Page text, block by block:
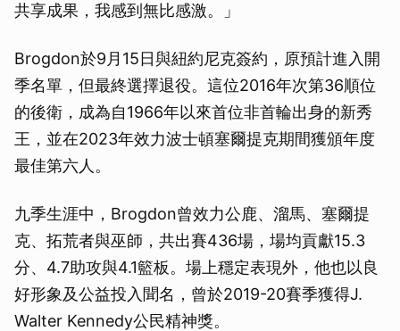
共享成果，我感到無比感激。」
Brogdon於9月15日與紐約尼克簽約，原預計進入開
季名單，但最終選擇退役。這位2016年次第36順位
的後衛，成為自1966年以來首位非首輪出身的新秀
王，並在2023年效力波士頓塞爾提克期間獲頒年度
最佳第六人。
九季生涯中，Brogdon曾效力公鹿、溜馬、塞爾提
克、拓荒者與巫師，共出賽436場，場均貢獻15.3
分、4.7助攻與4.1籃板。場上穩定表現外，他也以良
好形象及公益投入聞名，曾於2019-20賽季獲得J.
Walter Kennedy公民精神獎。